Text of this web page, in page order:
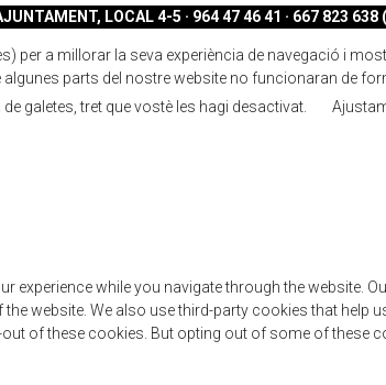
LOCAL 4-5 · 964 47 46 41 · 667 823 638
per a millorar la seva experiència de navegació i
parts del nostre website no funcionaran de
galetes, tret que vostè les hagi desactivat.
experience while you navigate through the website.
website. We also use third-party cookies that
of these cookies. But opting out of some of these